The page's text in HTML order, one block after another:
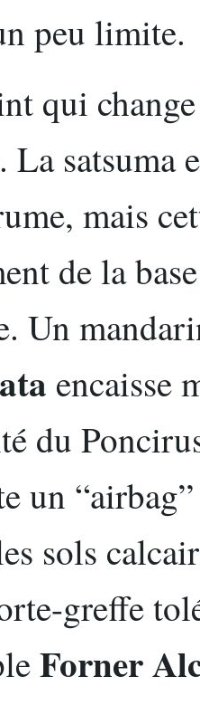
peu limite.
qui
. La satsuma
mais
de la
Un
encaisse
du
un
sols
greffe
Forner